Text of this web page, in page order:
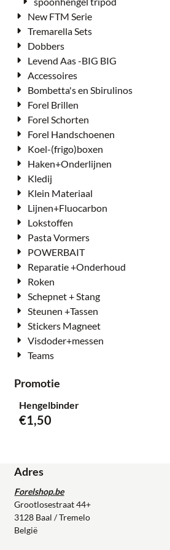
New FTM Serie
Tremarella Sets
Dobbers
Levend Aas -BIG BIG
Accessoires
Bombetta's en Sbirulinos
Forel Brillen
Forel Schorten
Forel Handschoenen
Koel-(frigo)boxen
Haken+Onderlijnen
Kledij
Klein Materiaal
Lijnen+Fluocarbon
Lokstoffen
Pasta Vormers
POWERBAIT
Reparatie +Onderhoud
Roken
Schepnet + Stang
Steunen +Tassen
Stickers Magneet
Visdoder+messen
Teams
Promotie
Hengelbinder
€1,50
Adres
Forelshop.be
Grootlosestraat 44+
3128 Baal / Tremelo
België